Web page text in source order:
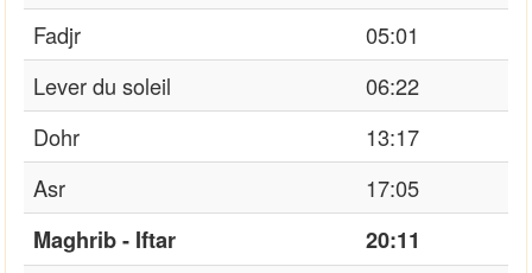
Fadjr
05:01
Lever du soleil
06:22
Dohr
13:17
Asr
17:05
Maghrib - Iftar
20:11